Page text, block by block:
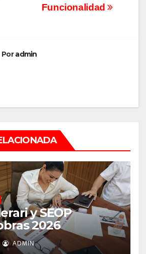
Funcionalidad
Poradmin
y SEOP
2026
ADMIN